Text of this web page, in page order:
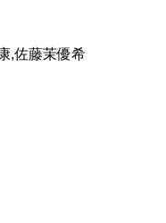
,佐藤茉優希